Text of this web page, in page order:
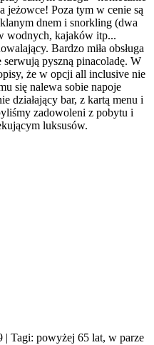
jeżowce! Poza tym w cenie są
dnem i snorkling (dwa
wodnych, kajaków itp...
Bardzo miła obsługa
serwują pyszną pinacoladę. W
że w opcji all inclusive nie
się nalewa sobie napoje
działający bar, z kartą menu i
zadowoleni z pobytu i
luksusów.
| Tagi: powyżej 65 lat, w parze